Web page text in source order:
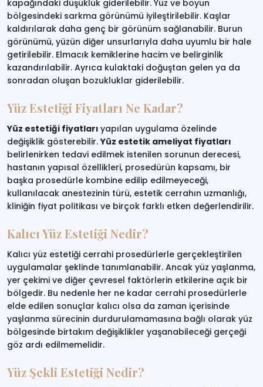
kapağındaki düşüklük giderilebilir. Yüz ve boyun
bölgesindeki sarkma görünümü iyileştirilebilir. Kaşlar
kaldırılarak daha genç bir görünüm sağlanabilir. Burun
görünümü, yüzün diğer unsurlarıyla daha uyumlu bir hale
getirilebilir. Elmacık kemiklerine hacim ve belirginlik
kazandırılabilir. Ayrıca kulaktaki doğuştan gelen ya da
sonradan oluşan bozukluklar giderilebilir.
Yüz Estetiği Fiyatları Ne Kadar?
Yüz estetiği fiyatları yapılan uygulama özelinde
değişiklik gösterebilir.Yüz estetik ameliyat fiyatları
belirlenirken tedavi edilmek istenilen sorunun derecesi,
hastanın yapısal özellikleri, prosedürün kapsamı, bir
başka prosedürle kombine edilip edilmeyeceği,
kullanılacak anestezinin türü, estetik cerrahın uzmanlığı,
kliniğin fiyat politikası ve birçok farklı etken değerlendirilir.
Kalıcı Yüz Estetiği Nedir?
Kalıcı yüz estetiği cerrahi prosedürlerle gerçekleştirilen
uygulamalar şeklinde tanımlanabilir. Ancak yüz yaşlanma,
yer çekimi ve diğer çevresel faktörlerin etkilerine açık bir
bölgedir. Bu nedenle her ne kadar cerrahi prosedürlerle
elde edilen sonuçlar kalıcı olsa da zaman içerisinde
yaşlanma sürecinin durdurulamamasına bağlı olarak yüz
bölgesinde birtakım değişiklikler yaşanabileceği gerçeği
göz ardı edilmemelidir.
Yüz Şekli Estetiği Nedir?